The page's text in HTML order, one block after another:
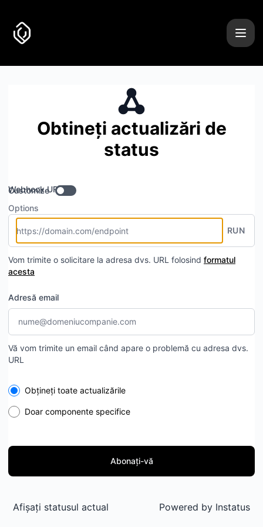
Obtineți actualizări de
status
Webhook URL
Customize
Options
RUN
Vom trimite o solicitare la adresa dvs. URL folosind formatul
acesta
Adresă email
Vă vom trimite un email când apare o problemă cu adresa dvs.
URL
Select the components you want to receive updates for
Obțineți toate actualizările
Doar componente specifice
Abonați-vă
Afișați statusul actual Powered by Instatus